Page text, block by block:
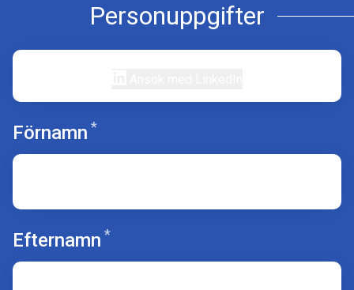
Personuppgifter
Förnamn *Obligatoriskt
Efternamn *Obligatoriskt